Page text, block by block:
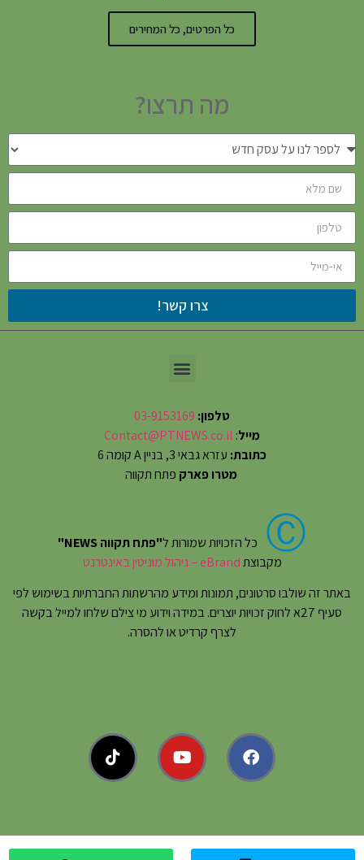
כל הפרטים, כל המחירים
מה תרצו?
צרו קשר!
טלפון: 03-9153169
מייל:
Contact@PTNEWS.co.il
כתובת: עזרא גבאי 3, בניין A קומה 6
מטרו פארק פתח תקווה
Ⓒ כל הזכויות שמורות ל"פתח תקווה NEWS"
מקבוצתeBrand – ניהול מוניטין באינטרנט
באתר זה שולבו סרטונים, תמונות ומידע מהרשתות החברתיות בשימוש לפי
סעיף 27א לחוק זכויות יוצרים. במידה וידוע מי צילם שלחו למייל בקשה
לצרף קרדיט או להסרה.